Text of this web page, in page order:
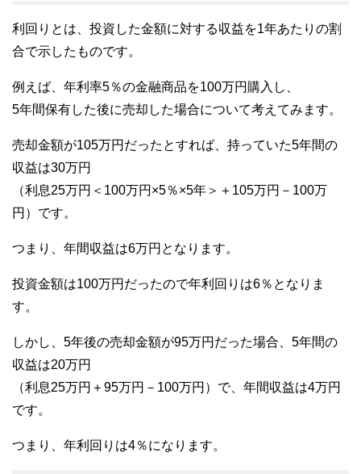
利回りとは、投資した金額に対する収益を1年あたりの割
合で示したものです。
例えば、年利率5％の金融商品を100万円購入し、
5年間保有した後に売却した場合について考えてみます。
売却金額が105万円だったとすれば、持っていた5年間の
収益は30万円
（利息25万円＜100万円×5％×5年＞＋105万円－100万
円）です。
つまり、年間収益は6万円となります。
投資金額は100万円だったので年利回りは6％となりま
す。
しかし、5年後の売却金額が95万円だった場合、5年間の
収益は20万円
（利息25万円＋95万円－100万円）で、年間収益は4万円
です。
つまり、年利回りは4％になります。